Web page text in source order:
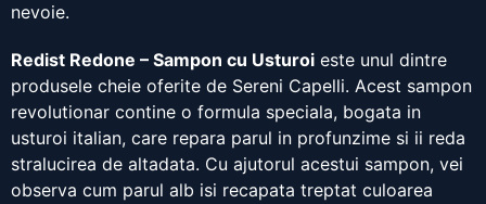
nevoie.
Redist Redone – Sampon cu Usturoi este unul dintre
produsele cheie oferite de Sereni Capelli. Acest sampon
revolutionar contine o formula speciala, bogata in
usturoi italian, care repara parul in profunzime si ii reda
stralucirea de altadata. Cu ajutorul acestui sampon, vei
observa cum parul alb isi recapata treptat culoarea